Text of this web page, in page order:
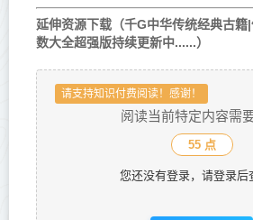
延伸资源下载（千G中华传统经典古籍
数大全超强版持续更新中......）
请支持知识付费阅读！感谢！
阅读当前特定内容需
55 点
您还没有登录，请登录后